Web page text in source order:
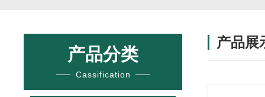
产品分类
Cassification
产品展